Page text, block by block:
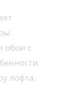
обои с
лофта.